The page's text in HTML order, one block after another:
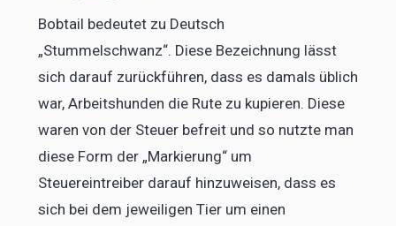
Bobtail bedeutet zu Deutsch
„Stummelschwanz“. Diese Bezeichnung lässt
sich darauf zurückführen, dass es damals üblich
war, Arbeitshunden die Rute zu kupieren. Diese
waren von der Steuer befreit und so nutzte man
diese Form der „Markierung“ um
Steuereintreiber darauf hinzuweisen, dass es
sich bei dem jeweiligen Tier um einen